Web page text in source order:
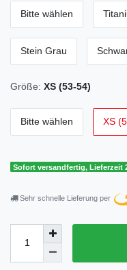
Bitte wählen
Stein Grau
Größe: XS (53-54)
Bitte wählen XS
Sofort versandfertig, Lieferzeit
Sehr schnelle Lieferung per